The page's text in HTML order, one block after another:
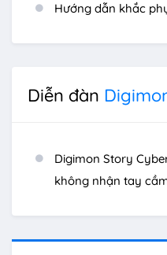
Hướng dẫn khắc
Diễn đàn Digimon
Digimon Story
không nhận tay